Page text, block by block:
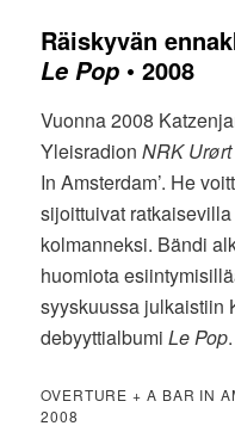
Räiskyvän
Le Pop • 2008
Vuonna 2008
YleisradionNRK Urørt
In Amsterdam’. He
sijoittuivat
kolmanneksi. Bändi
huomiota
syyskuussa julkaistiin
debyyttialbumiLe Pop.
OVERTURE + A BAR IN
2008